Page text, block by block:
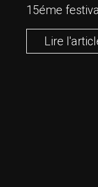
15éme
Lire